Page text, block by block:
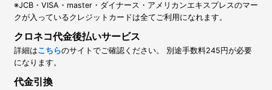
※JCB・VISA・master・ダイナース・アメリカンエキスプレスのマー
クが入っているクレジットカードは全てご利用になれます。
クロネコ代金後払いサービス
詳細はこちらのサイトでご確認ください。 別途手数料245円が必要
になります。
代金引換